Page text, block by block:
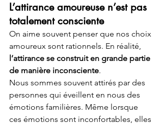
L’attirance amoureuse n’est pas
totalement consciente
On aime souvent penser que nos choix
amoureux sont rationnels. En réalité,
l’attirance se construit en grande partie
de manière inconsciente.
Nous sommes souvent attirés par des
personnes qui éveillent en nous des
émotions familières. Même lorsque
ces émotions sont inconfortables, elles